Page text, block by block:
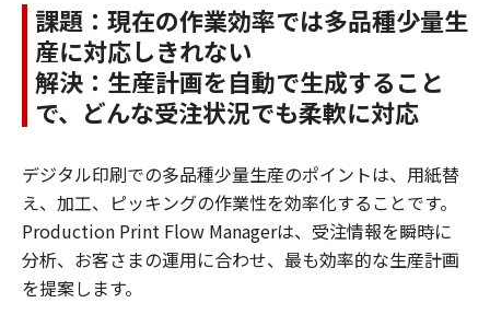
課題：現在の作業効率では多品種少量生
産に対応しきれない
解決：生産計画を自動で生成すること
で、どんな受注状況でも柔軟に対応
デジタル印刷での多品種少量生産のポイントは、用紙替
え、加工、ピッキングの作業性を効率化することです。
Production Print Flow Managerは、受注情報を瞬時に
分析、お客さまの運用に合わせ、最も効率的な生産計画
を提案します。